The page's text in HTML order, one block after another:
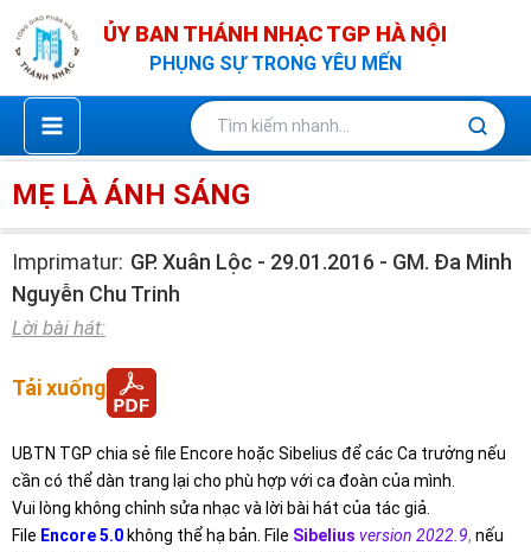
Nhảy
tới
nội
dung
ỦY BAN THÁNH NHẠC TGP HÀ NỘI
PHỤNG SỰ TRONG YÊU MẾN
MẸ LÀ ÁNH SÁNG
Imprimatur: GP. Xuân Lộc - 29.01.2016 - GM. Đa Minh
Nguyễn Chu Trinh
Lời bài hát:
Tải xuống
UBTN TGP chia sẻ file Encore hoặc Sibelius để các Ca trưởng nếu
cần có thể dàn trang lại cho phù hợp với ca đoàn của mình.
Vui lòng không chỉnh sửa nhạc và lời bài hát của tác giả.
File Encore 5.0 không thể hạ bản. File Sibelius version 2022.9, nếu